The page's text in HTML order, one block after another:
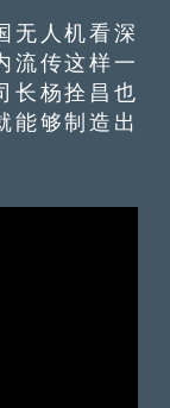
人机看深
流传这样一
长杨拴昌也
能够制造出